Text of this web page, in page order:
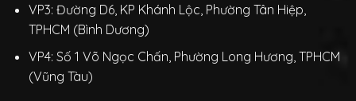
VP3: Đường D6, KP Khánh Lộc, Phường Tân Hiệp,
TPHCM (Bình Dương)
VP4: Số 1 Võ Ngọc Chấn, Phường Long Hương, TPHCM
(Vũng Tàu)